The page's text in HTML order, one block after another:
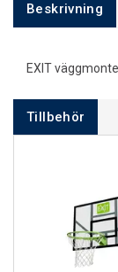
Beskrivning
EXIT
Tillbehör